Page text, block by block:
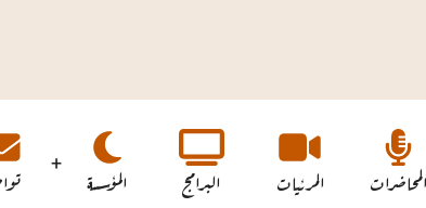
المحاضرات المرئيات البرامج المؤسسة